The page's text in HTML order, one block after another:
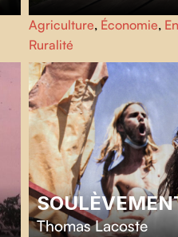
Avec sa boucherie à Trois-
s'entoure d'un réseau de
faire vivre un circuit aussi
Agriculture, Économie,
Ruralité
Thomas Lacoste